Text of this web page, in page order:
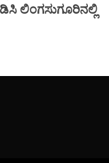
ಲಿಂಗಸುಗೂರಿನಲ್ಲಿ